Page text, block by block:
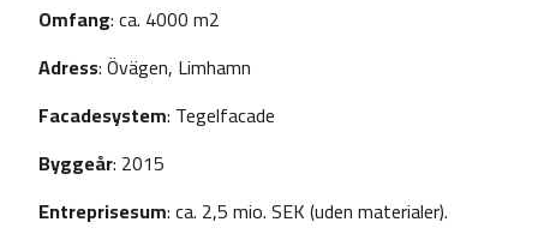
Omfang: ca. 4000 m2
Adress: Övägen, Limhamn
Facadesystem: Tegelfacade
Byggeår: 2015
Entreprisesum: ca. 2,5 mio. SEK (uden materialer).